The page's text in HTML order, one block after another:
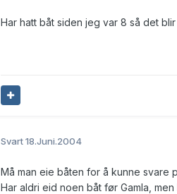
Har hatt båt siden jeg var 8 så det blir
Svart18.Juni.2004
Må man eie båten for å kunne svare
Har aldri eid noen båt før Gamla,